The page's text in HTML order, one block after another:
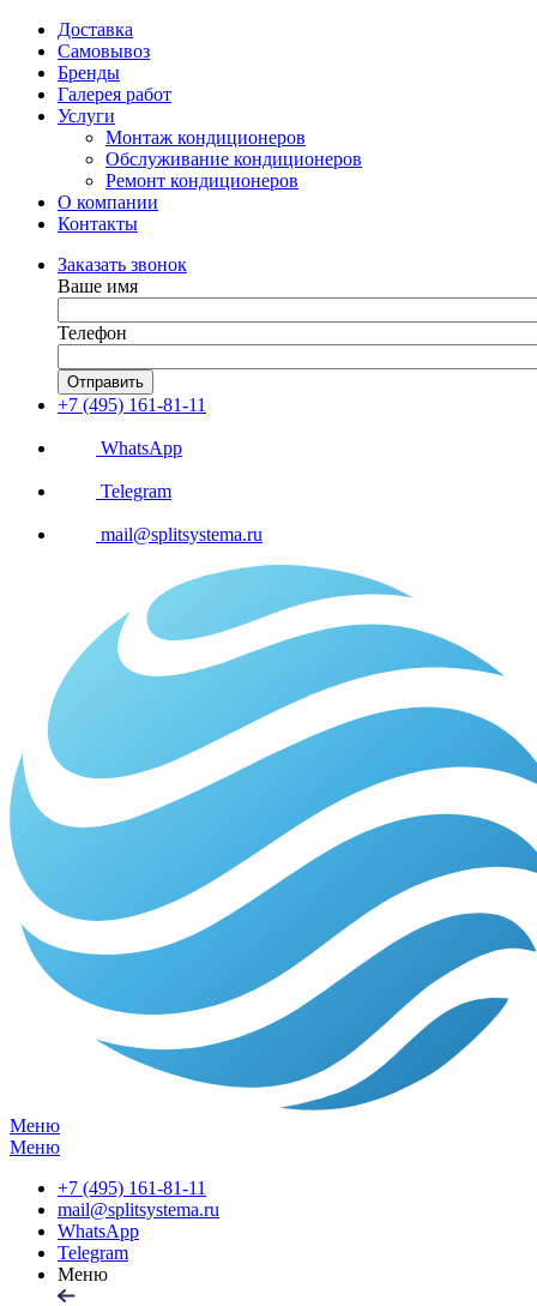
Доставка
Самовывоз
Бренды
Галерея работ
Услуги
Монтаж кондиционеров
Обслуживание кондиционеров
Ремонт кондиционеров
О компании
Контакты
Заказать звонок
Ваше имя
Телефон
Отправить
+7 (495) 161-81-11
WhatsApp
Telegram
mail@splitsystema.ru
Меню
Меню
+7 (495) 161-81-11
mail@splitsystema.ru
WhatsApp
Telegram
Меню